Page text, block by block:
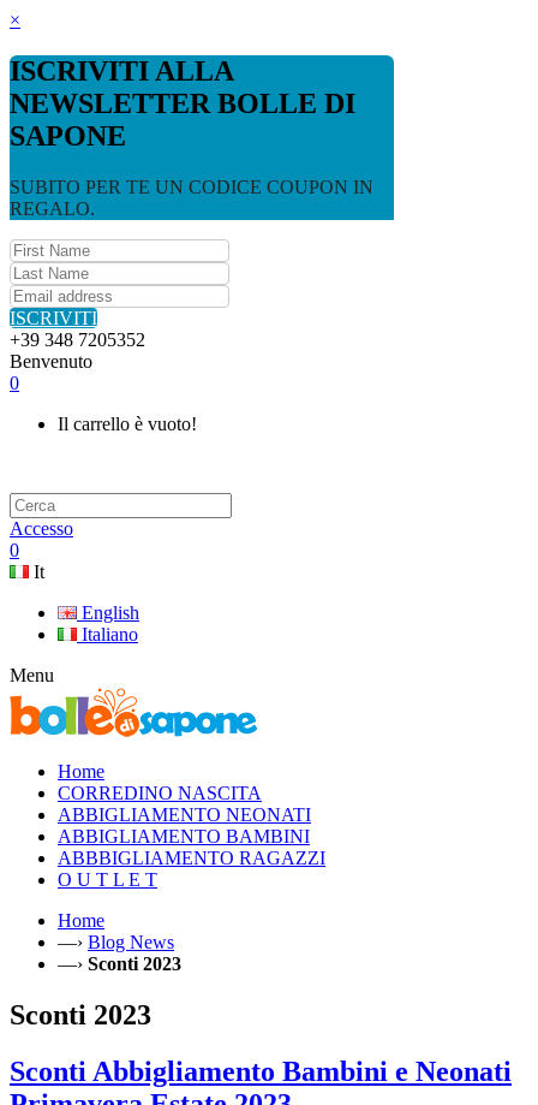
×
ISCRIVITI ALLA
NEWSLETTER BOLLE DI
SAPONE
SUBITO PER TE UN CODICE COUPON IN
REGALO.
ISCRIVITI
+39 348 7205352
Benvenuto
0
Il carrello è vuoto!
Accesso
0
It
English
Italiano
Menu
Home
CORREDINO NASCITA
ABBIGLIAMENTO NEONATI
ABBIGLIAMENTO BAMBINI
ABBBIGLIAMENTO RAGAZZI
O U T L E T
Home
—› Blog News
—› Sconti 2023
Sconti 2023
Sconti Abbigliamento Bambini e Neonati